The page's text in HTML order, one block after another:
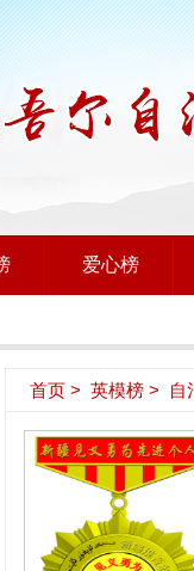
爱心榜
首页 > 英模榜 > 自